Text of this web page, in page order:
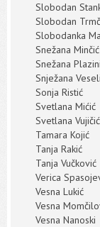
Slobodan
Slobodan
Slobodanka
Snežana Minčić
Snežana
Snježana
Sonja Ristić
Svetlana Mićić
Svetlana Vujičić
Tamara Kojić
Tanja Rakić
Tanja Vučković
Verica
Vesna Lukić
Vesna
Vesna Nanoski